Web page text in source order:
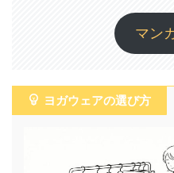
マン
ヨガウェアの選び方